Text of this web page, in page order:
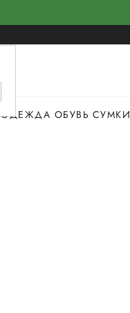
ОДЕЖДА ОБУВЬ СУМКИ